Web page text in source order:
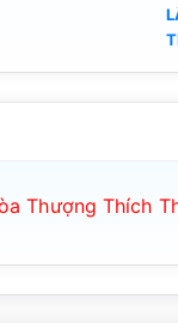
Thượng Thích